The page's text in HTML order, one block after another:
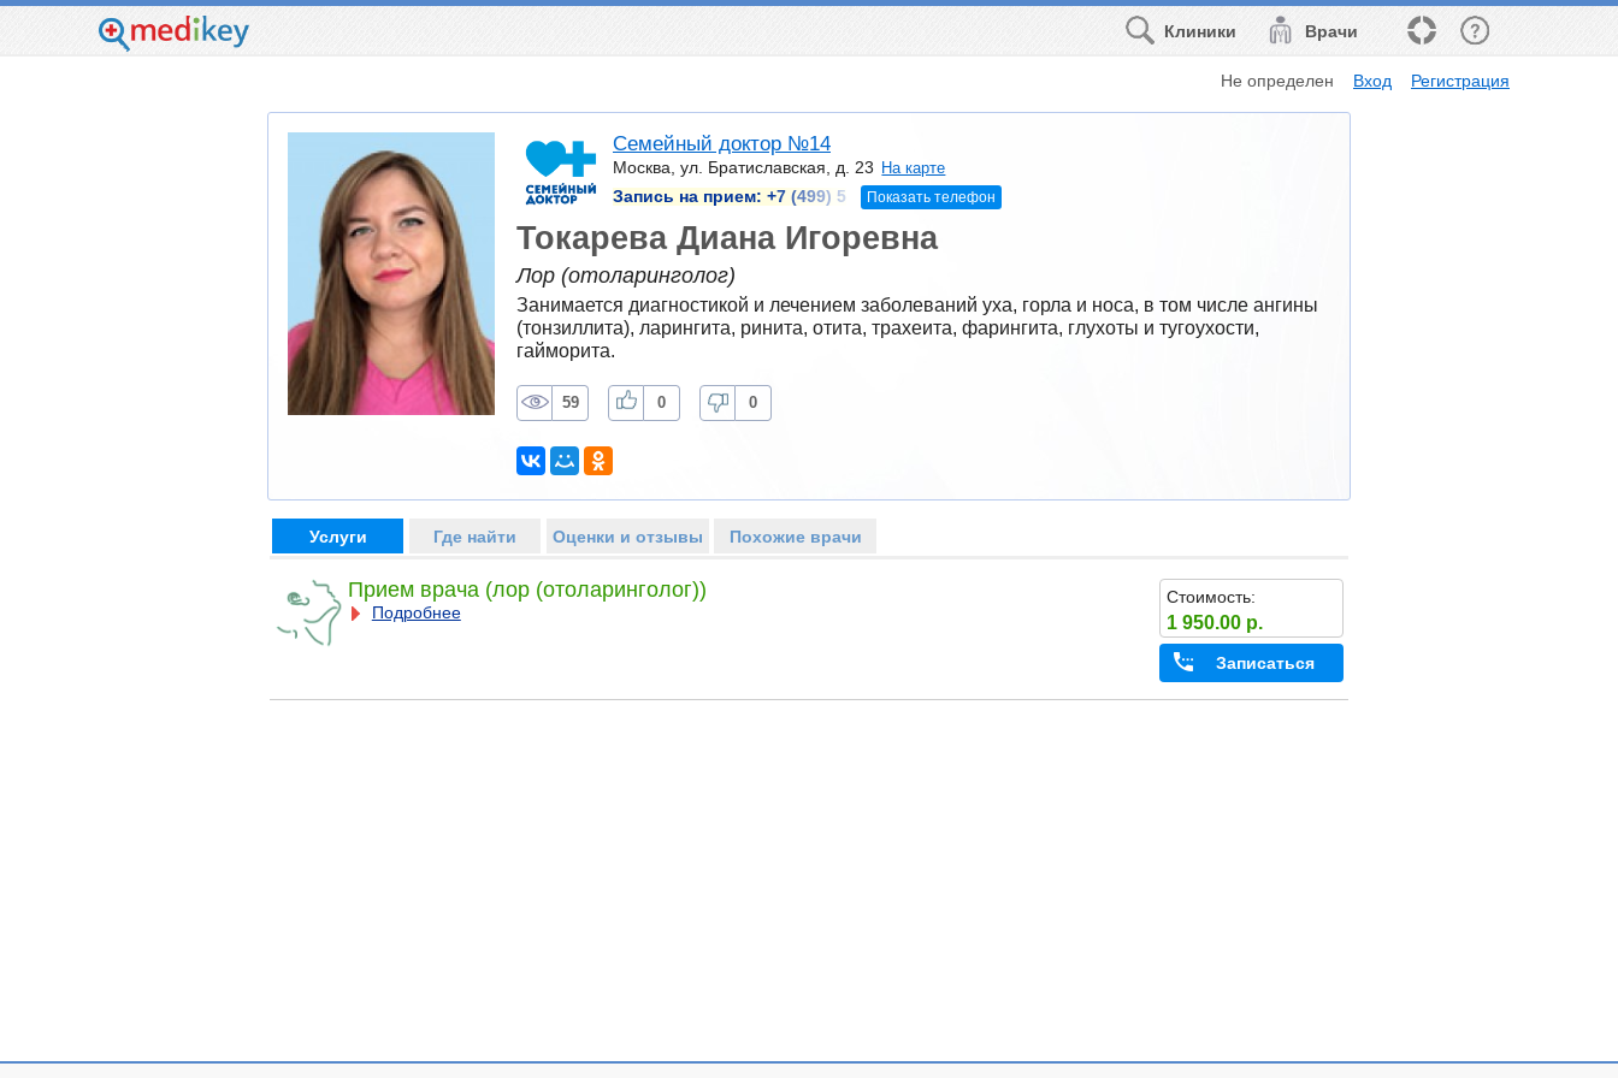
Врачи
Клиники
Не определен Вход Регистрация
Семейный доктор №14
Москва, ул. Братиславская, д. 23 На карте
Запись на прием: +7 (499) 5 Показать телефон
Токарева Диана Игоревна
Лор (отоларинголог)
Занимается диагностикой и лечением заболеваний уха, горла и носа, в том числе ангины
(тонзиллита), ларингита, ринита, отита, трахеита, фарингита, глухоты и тугоухости,
гайморита.
59 0 0
Услуги Где найти Оценки и отзывы Похожие врачи
Прием врача (лор (отоларинголог))
Подробнее
Стоимость:
1 950.00 р.
Записаться